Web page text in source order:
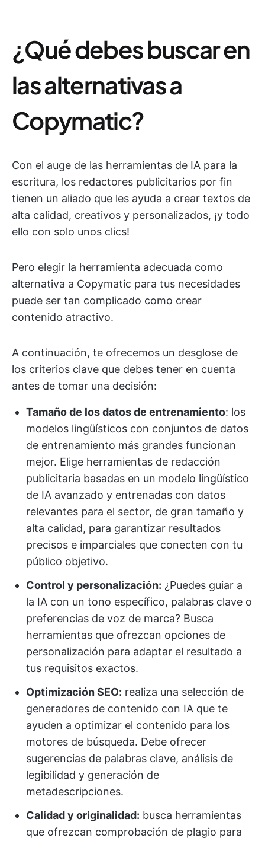
¿Qué debes buscar en
las alternativas a
Copymatic?
Con el auge de las herramientas de IA para la
escritura, los redactores publicitarios por fin
tienen un aliado que les ayuda a crear textos de
alta calidad, creativos y personalizados, ¡y todo
ello con solo unos clics!
Pero elegir la herramienta adecuada como
alternativa a Copymatic para tus necesidades
puede ser tan complicado como crear
contenido atractivo.
A continuación, te ofrecemos un desglose de
los criterios clave que debes tener en cuenta
antes de tomar una decisión:
Tamaño de los datos de entrenamiento: los
modelos lingüísticos con conjuntos de datos
de entrenamiento más grandes funcionan
mejor. Elige herramientas de redacción
publicitaria basadas en un modelo lingüístico
de IA avanzado y entrenadas con datos
relevantes para el sector, de gran tamaño y
alta calidad, para garantizar resultados
precisos e imparciales que conecten con tu
público objetivo.
Control y personalización: ¿Puedes guiar a
la IA con un tono específico, palabras clave o
preferencias de voz de marca? Busca
herramientas que ofrezcan opciones de
personalización para adaptar el resultado a
tus requisitos exactos.
Optimización SEO: realiza una selección de
generadores de contenido con IA que te
ayuden a optimizar el contenido para los
motores de búsqueda. Debe ofrecer
sugerencias de palabras clave, análisis de
legibilidad y generación de
metadescripciones.
Calidad y originalidad: busca herramientas
que ofrezcan comprobación de plagio para